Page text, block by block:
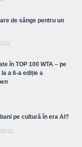
de sânge pentru un
în TOP 100 WTA – pe
a 6-a ediție a
pe cultură în era AI?